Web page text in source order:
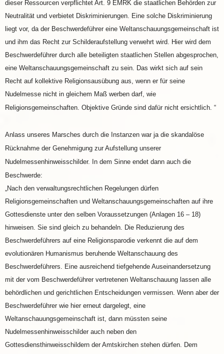
dieser Ressourcen verpflichtet Art. 9 EMRK die staatlichen Behörden zur
Neutralität und verbietet Diskriminierungen. Eine solche Diskriminierung
liegt vor, da der Beschwerdeführer eine Weltanschauungsgemeinschaft ist
und ihm das Recht zur Schilderaufstellung verwehrt wird. Hier wird dem
Beschwerdeführer durch alle beteiligten staatlichen Stellen abgesprochen,
eine Weltanschauungsgemeinschaft zu sein. Das wirkt sich auf sein
Recht auf kollektive Religionsausübung aus, wenn er für seine
Nudelmesse nicht in gleichem Maß werben darf, wie
Religionsgemeinschaften. Objektive Gründe sind dafür nicht ersichtlich. “
Anlass unseres Marsches durch die Instanzen war ja die skandalöse
Rücknahme der Genehmigung zur Aufstellung unserer
Nudelmessenhinweisschilder. In dem Sinne endet dann auch die
Beschwerde:
„Nach den verwaltungsrechtlichen Regelungen dürfen
Religionsgemeinschaften und Weltanschauungsgemeinschaften auf ihre
Gottesdienste unter den selben Voraussetzungen (Anlagen 16 – 18)
hinweisen. Sie sind gleich zu behandeln. Die Reduzierung des
Beschwerdeführers auf eine Religionsparodie verkennt die auf dem
evolutionären Humanismus beruhende Weltanschauung des
Beschwerdeführers. Eine ausreichend tiefgehende Auseinandersetzung
mit der vom Beschwerdeführer vertretenen Weltanschauung lassen alle
behördlichen und gerichtlichen Entscheidungen vermissen. Wenn aber der
Beschwerdeführer wie hier erneut dargelegt, eine
Weltanschauungsgemeinschaft ist, dann müssten seine
Nudelmessenhinweisschilder auch neben den
Gottesdiensthinweisschildern der Amtskirchen stehen dürfen. Dem